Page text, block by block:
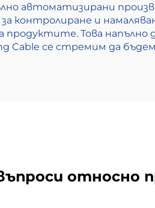
автоматизирани
контролиране и
Това
Cable се стремим да
относно